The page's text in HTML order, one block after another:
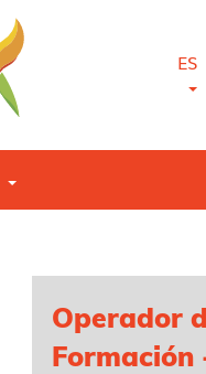
ES
Operador